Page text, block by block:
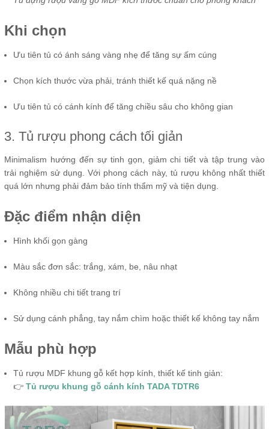
Khi chọn
Ưu tiên tủ có ánh sáng vàng nhẹ để tăng sự ấm cúng
Chọn kích thước vừa phải, tránh thiết kế quá nặng nề
Ưu tiên tủ có cánh kính để tăng chiều sâu cho không gian
3. Tủ rượu phong cách tối giản
Minimalism hướng đến sự tinh gọn, giảm chi tiết và tập trung vào
trải nghiệm sử dụng. Với phong cách này, tủ rượu không nhất thiết
quá lớn nhưng phải đảm bảo tính thẩm mỹ và tiện dụng.
Đặc điểm nhận diện
Hình khối gọn gàng
Màu sắc đơn sắc: trắng, xám, be, nâu nhạt
Không nhiều chi tiết trang trí
Sử dụng cánh phẳng, tay nắm chìm hoặc thiết kế không tay nắm
Mẫu phù hợp
Tủ rượu MDF khung gỗ kết hợp kính, thiết kế tinh giản:
👉 Tủ rượu khung gỗ cánh kính TADA TDTR6